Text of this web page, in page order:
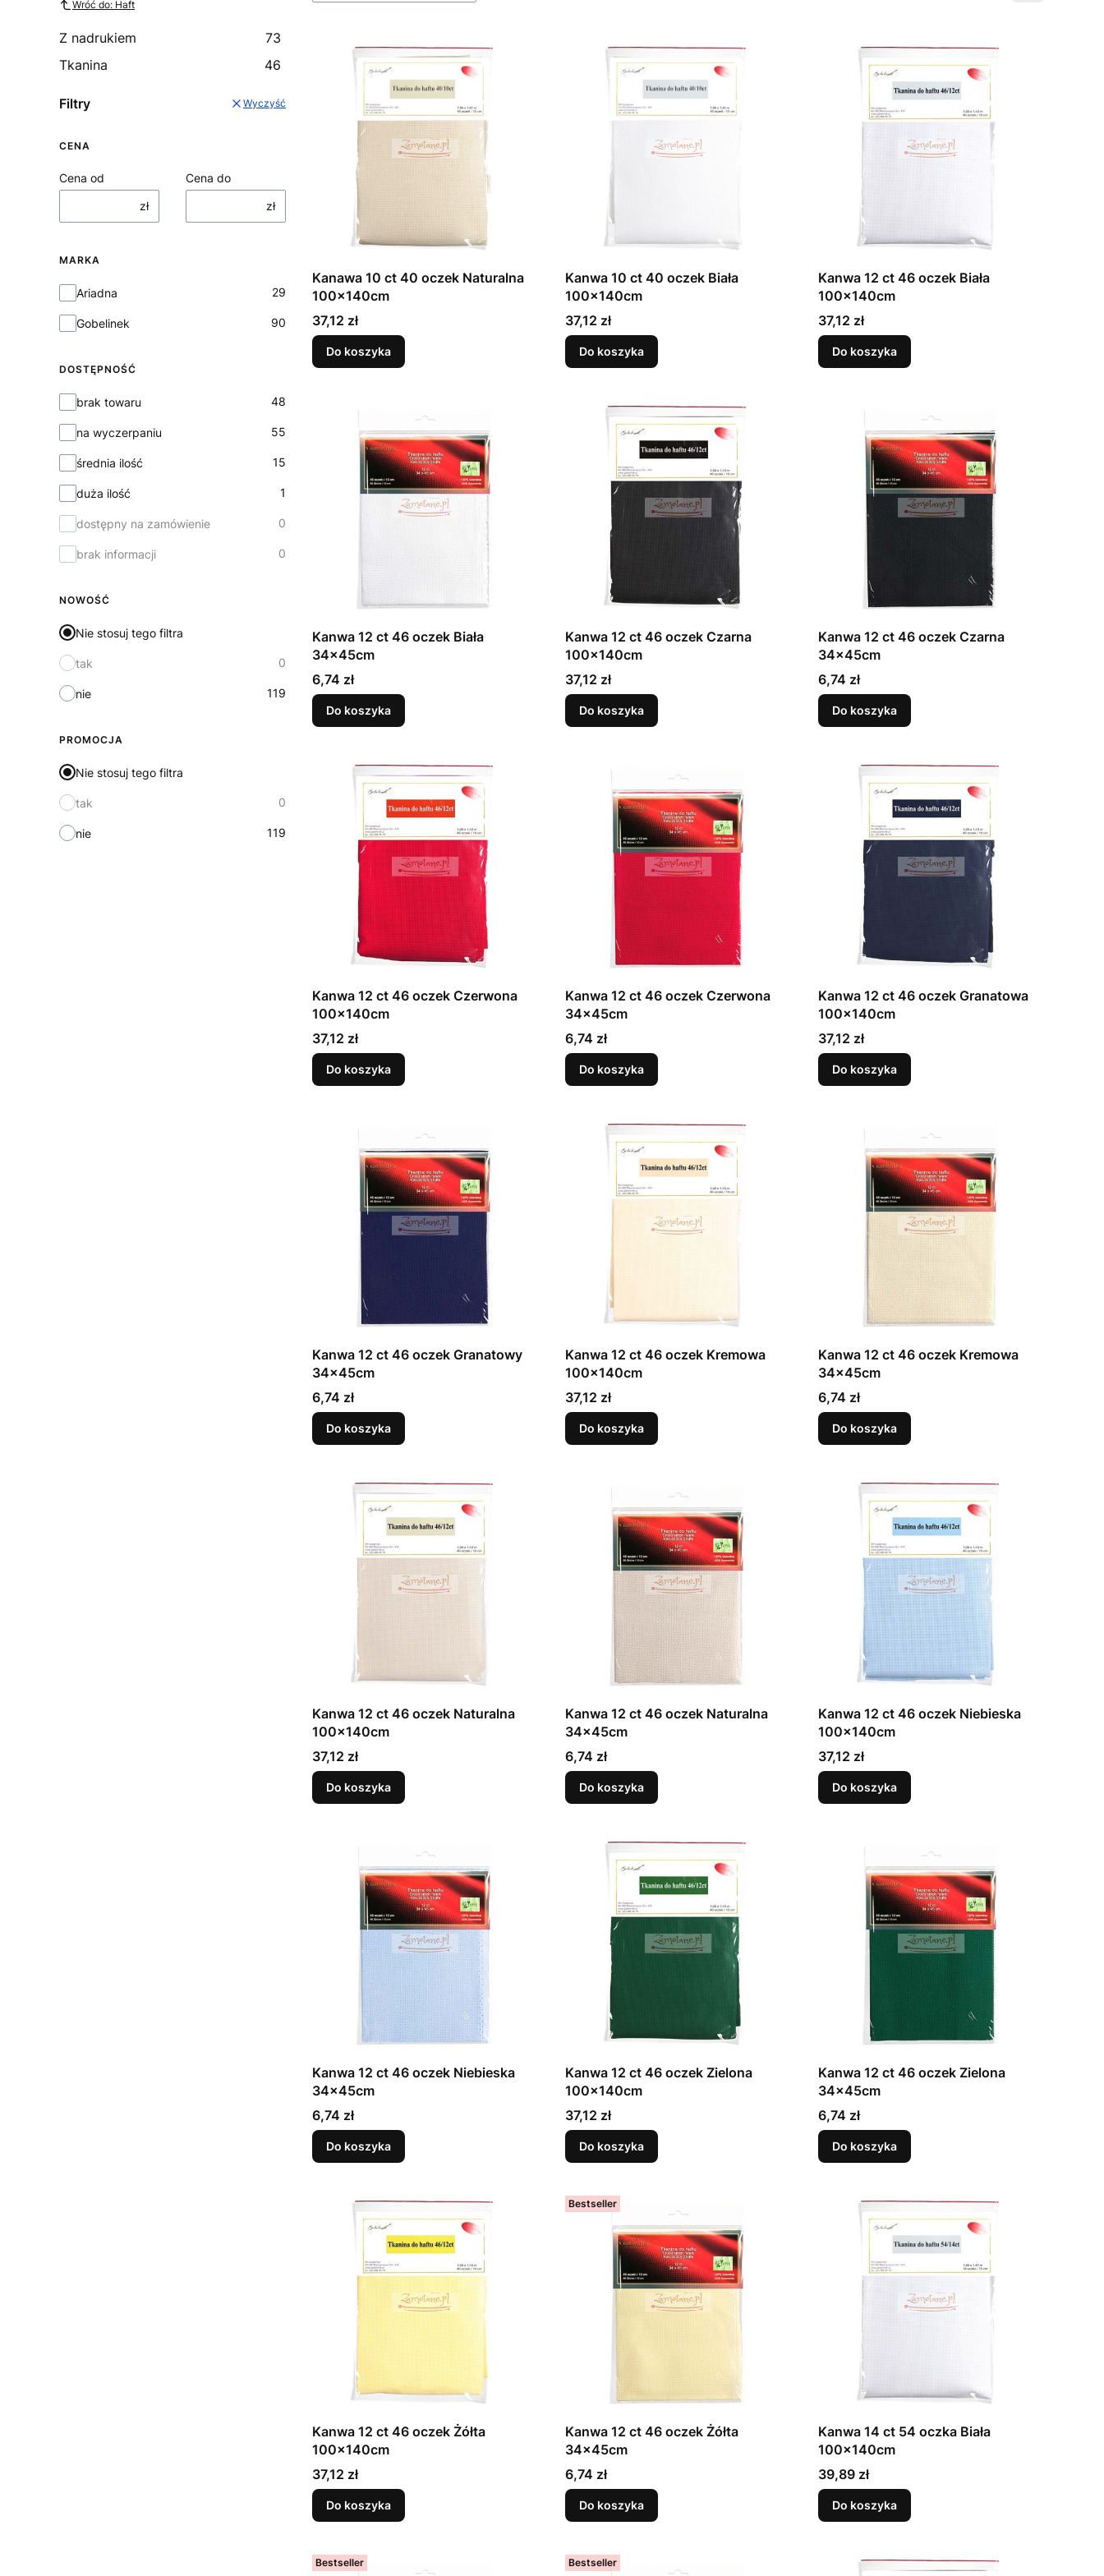
Wróć do: Haft
Z nadrukiem
73
Tkanina
46
Filtry Wyczyść
CENA
Cena od
zł
Cena do
zł
MARKA
MarkaAriadna 29
Gobelinek 90
DOSTĘPNOŚĆ
Dostępność
brak towaru 48
na wyczerpaniu 55
średnia ilość 15
duża ilość 1
dostępny na zamówienie 0
brak informacji 0
NOWOŚĆ
Nie stosuj tego filtra
tak 0
nie 119
PROMOCJA
Nie stosuj tego filtra
tak 0
nie 119
Kanawa 10 ct 40 oczek Naturalna
100x140cm
Cena
37,12 zł
Do koszyka
Kanwa 10 ct 40 oczek Biała
100x140cm
Cena
37,12 zł
Do koszyka
Kanwa 12 ct 46 oczek Biała
100x140cm
Cena
37,12 zł
Do koszyka
Kanwa 12 ct 46 oczek Biała
34x45cm
Cena
6,74 zł
Do koszyka
Kanwa 12 ct 46 oczek Czarna
100x140cm
Cena
37,12 zł
Do koszyka
Kanwa 12 ct 46 oczek Czarna
34x45cm
Cena
6,74 zł
Do koszyka
Kanwa 12 ct 46 oczek Czerwona
100x140cm
Cena
37,12 zł
Do koszyka
Kanwa 12 ct 46 oczek Czerwona
34x45cm
Cena
6,74 zł
Do koszyka
Kanwa 12 ct 46 oczek Granatowa
100x140cm
Cena
37,12 zł
Do koszyka
Kanwa 12 ct 46 oczek Granatowy
34x45cm
Cena
6,74 zł
Do koszyka
Kanwa 12 ct 46 oczek Kremowa
100x140cm
Cena
37,12 zł
Do koszyka
Kanwa 12 ct 46 oczek Kremowa
34x45cm
Cena
6,74 zł
Do koszyka
Kanwa 12 ct 46 oczek Naturalna
100x140cm
Cena
37,12 zł
Do koszyka
Kanwa 12 ct 46 oczek Naturalna
34x45cm
Cena
6,74 zł
Do koszyka
Kanwa 12 ct 46 oczek Niebieska
100x140cm
Cena
37,12 zł
Do koszyka
Kanwa 12 ct 46 oczek Niebieska
34x45cm
Cena
6,74 zł
Do koszyka
Kanwa 12 ct 46 oczek Zielona
100x140cm
Cena
37,12 zł
Do koszyka
Kanwa 12 ct 46 oczek Zielona
34x45cm
Cena
6,74 zł
Do koszyka
Kanwa 12 ct 46 oczek Żółta
100x140cm
Cena
37,12 zł
Do koszyka
Bestseller
Kanwa 12 ct 46 oczek Żółta
34x45cm
Cena
6,74 zł
Do koszyka
Kanwa 14 ct 54 oczka Biała
100x140cm
Cena
39,89 zł
Do koszyka
Bestseller Bestseller